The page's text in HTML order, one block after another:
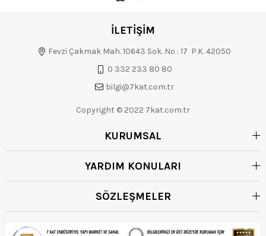
İLETİŞİM
Fevzi Çakmak Mah. 10643 Sok. No : 17 P.K. 42050
0 332 233 80 80
bilgi@7kat.com.tr
Copyright © 2022 7kat.com.tr
KURUMSAL
YARDIM KONULARI
SÖZLEŞMELER